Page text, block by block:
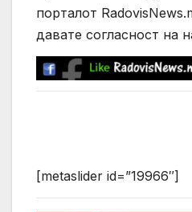
порталот
давате согласност на
[metaslider id=”19966″]